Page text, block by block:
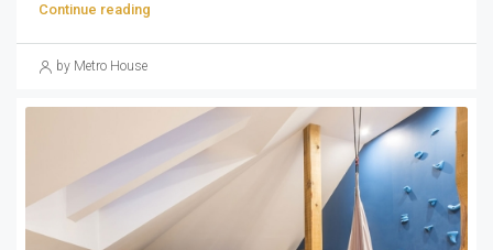
Continue reading
by Metro House